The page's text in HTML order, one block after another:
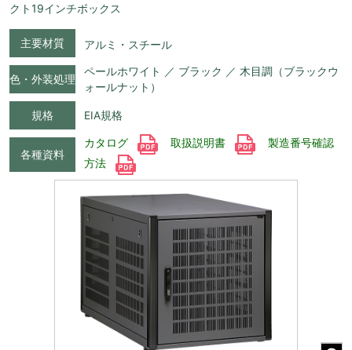
クト19インチボックス
主要材質 アルミ・スチール
色・外装処理
ペールホワイト ／ ブラック ／ 木目調（ブラックウ
ォールナット）
規格 EIA規格
各種資料
カタログ 取扱説明書
製造番号確認
方法